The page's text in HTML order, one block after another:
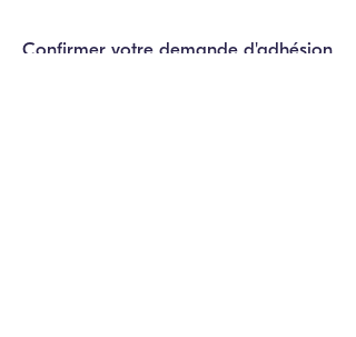
Confirmer votre demande d'adhésion